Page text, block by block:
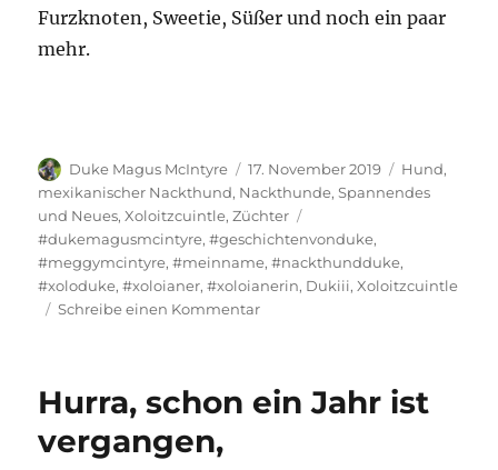
Furzknoten, Sweetie, Süßer und noch ein paar
mehr.
Autor
Duke Magus McIntyre
Veröffentlicht
am
17. November 2019 Kategorien
Hund,
mexikanischer Nackthund, Nackthunde,Spannendes
und Neues,Xoloitzcuintle,Züchter
#dukemagusmcintyre,#geschichtenvonduke,
#meggymcintyre,#meinname,#nackthundduke,
#xoloduke,#xoloianer,#xoloianerin, Dukiii,Xoloitzcuintle
Schreibe einen Kommentarzu
an
Hurra, schon ein Jahr ist
vergangen,